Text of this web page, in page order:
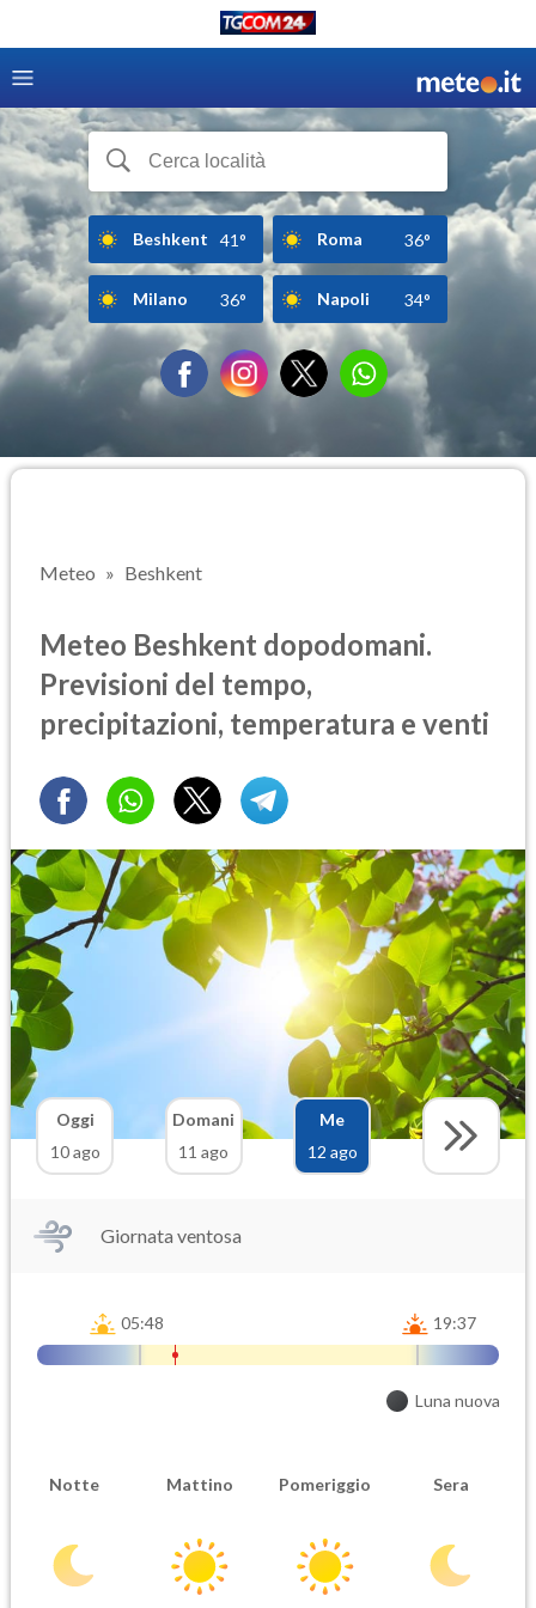
Beshkent 41° Roma 36°
Milano 36° Napoli 34°
Meteo Beshkent
Meteo Beshkent dopodomani.
Previsioni del tempo,
precipitazioni, temperatura e venti
Oggi
10 ago
Domani
11 ago
Me
12 ago
Giornata ventosa
05:48 19:37
Luna nuova
Notte Mattino Pomeriggio Sera